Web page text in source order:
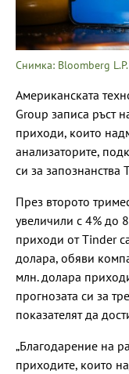
Снимка: Bloomberg L.P.
Американската
Group записа ръст
приходи, които
анализаторите,
си за
През второто
увеличили с 4% до
приходи от Tinder
долара, обяви
млн. долара
прогнозата си за
показателят да
„Благодарение на
приходите, които